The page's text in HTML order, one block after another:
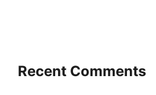
Recent Comments